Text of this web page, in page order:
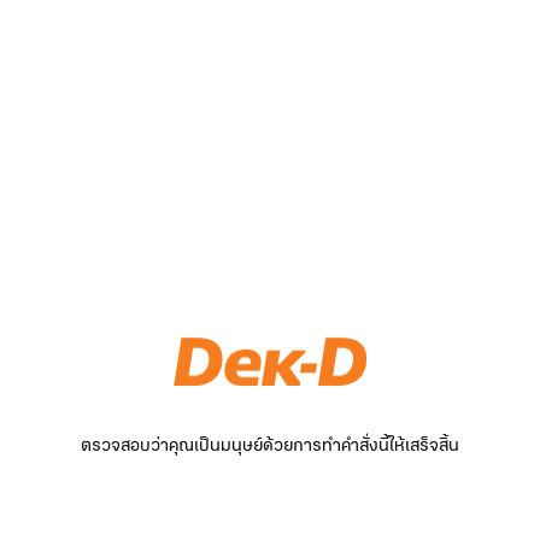
ตรวจสอบว่าคุณเป็นมนุษย์ด้วยการทำคำสั่งนี้ให้เสร็จสิ้น